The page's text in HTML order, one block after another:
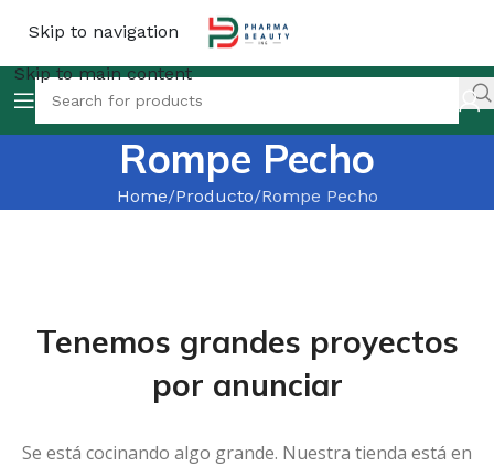
Skip to navigation
Skip to main content
Rompe Pecho
Home Producto Rompe Pecho
Tenemos grandes proyectos
por anunciar
Se está cocinando algo grande. Nuestra tienda está en